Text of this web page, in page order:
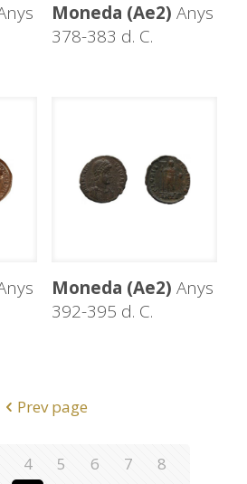
Moneda (Ae2) Anys
378-383 d. C.
Moneda (Ae2) Anys
392-395 d. C.
Prev page
4 5 6 7
8